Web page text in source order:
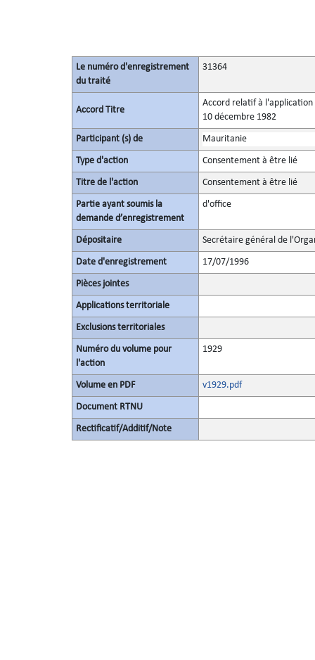
Le numéro d'enregistrement
du traité
31364
Accord Titre
Accord relatif à l'application
10 décembre 1982
Participant (s) de Mauritanie
Type d'action Consentement à être lié
Titre de l'action Consentement à être lié
Partie ayant soumis la
demande d’enregistrement
d'office
Dépositaire Secrétaire général de
Date d'enregistrement 17/07/1996
Pièces jointes
Applications territoriale
Exclusions territoriales
Numéro du volume pour
l'action
1929
Volume en PDF v1929.pdf
Document RTNU
Rectificatif/Additif/Note